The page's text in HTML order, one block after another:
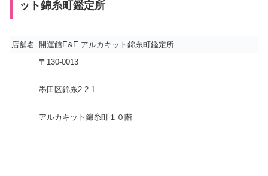
ット錦糸町鑑定所
店舗名 開運館E&E アルカキット錦糸町鑑定所
〒130-0013
墨田区錦糸2-2-1
アルカキット錦糸町１０階